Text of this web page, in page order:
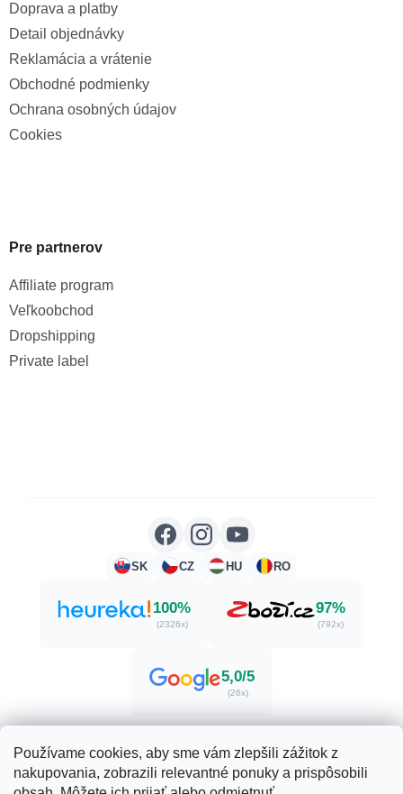
Používame cookies, aby sme vám zlepšili zážitok z
nakupovania, zobrazili relevantné ponuky a prispôsobili
Doprava a platby
Detail objednávky
Reklamácia a vrátenie
Obchodné podmienky
Ochrana osobných údajov
Cookies
Pre partnerov
Affiliate program
Veľkoobchod
Dropshipping
Private label
SK CZ HU RO
100%
(2326x)
97%
(792x)
5,0/5
(26x)
Vytvoril Shoptet